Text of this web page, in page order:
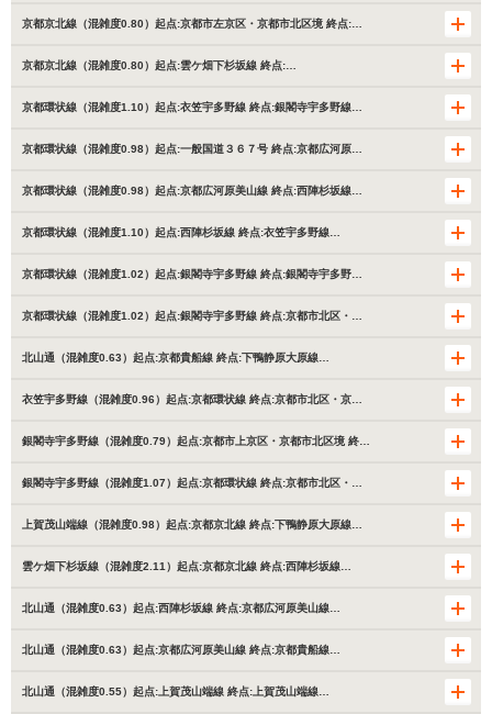
京都京北線（混雑度0.80）起点:京都市左京区・京都市北区境 終点:…
京都京北線（混雑度0.80）起点:雲ケ畑下杉坂線 終点:…
京都環状線（混雑度1.10）起点:衣笠宇多野線 終点:銀閣寺宇多野線…
京都環状線（混雑度0.98）起点:一般国道３６７号 終点:京都広河原…
京都環状線（混雑度0.98）起点:京都広河原美山線 終点:西陣杉坂線…
京都環状線（混雑度1.10）起点:西陣杉坂線 終点:衣笠宇多野線…
京都環状線（混雑度1.02）起点:銀閣寺宇多野線 終点:銀閣寺宇多野…
京都環状線（混雑度1.02）起点:銀閣寺宇多野線 終点:京都市北区・…
北山通（混雑度0.63）起点:京都貴船線 終点:下鴨静原大原線…
衣笠宇多野線（混雑度0.96）起点:京都環状線 終点:京都市北区・京…
銀閣寺宇多野線（混雑度0.79）起点:京都市上京区・京都市北区境 終…
銀閣寺宇多野線（混雑度1.07）起点:京都環状線 終点:京都市北区・…
上賀茂山端線（混雑度0.98）起点:京都京北線 終点:下鴨静原大原線…
雲ケ畑下杉坂線（混雑度2.11）起点:京都京北線 終点:西陣杉坂線…
北山通（混雑度0.63）起点:西陣杉坂線 終点:京都広河原美山線…
北山通（混雑度0.63）起点:京都広河原美山線 終点:京都貴船線…
北山通（混雑度0.55）起点:上賀茂山端線 終点:上賀茂山端線…